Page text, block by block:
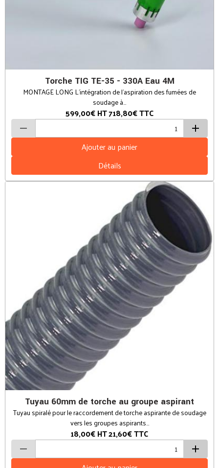
Torche TIG TE-35 - 330A Eau 4M
MONTAGE LONG L’intégration de l’aspiration des fumées de
soudage à...
599,00€HT718,80€TTC
Ajouter au panier
Détails
Tuyau 60mm de torche au groupe aspirant
Tuyau spiralé pour le raccordement de torche aspirante de soudage
vers les groupes aspirants...
18,00€HT21,60€TTC